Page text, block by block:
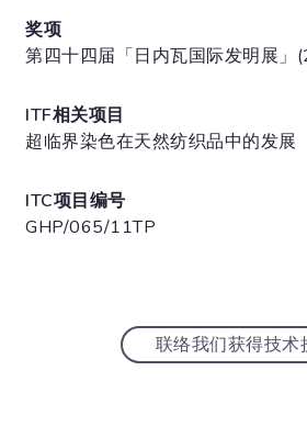
奖项
第四十四届「日内瓦国际发明展
ITF相关项目
超临界染色在天然纺织品中的发展
ITC项目编号
GHP/065/11TP
联络我们获得技术